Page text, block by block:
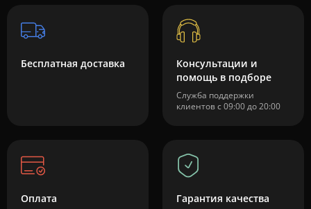
Бесплатная доставка
Консультации и
помощь в подборе
Служба поддержки
клиентов с 09:00 до 20:00
Оплата Гарантия качества